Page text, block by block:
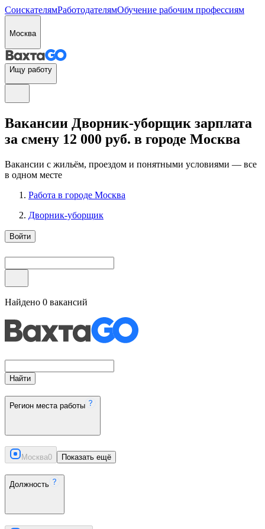
СоискателямРаботодателямОбучение рабочим профессиям
Москва
Ищу работу
Вакансии Дворник-уборщик зарплата
за смену 12 000 руб. в городе Москва
Вакансии с жильём, проездом и понятными условиями — все
в одном месте
Работа в городе Москва
Дворник-уборщик
Войти
Найдено 0 вакансий
Найти
Регион места работы
Москва0 Показать ещё
Должность